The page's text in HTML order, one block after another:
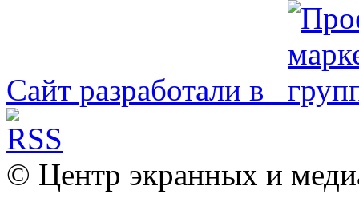
Сайт разработали в
© Центр экранных и